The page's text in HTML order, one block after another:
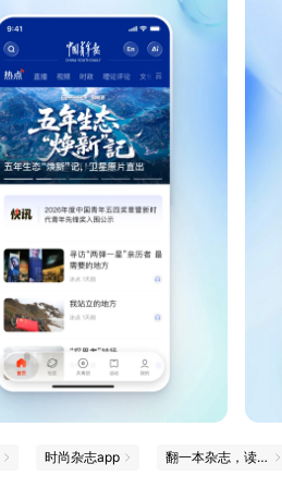
时尚杂志app 翻一本杂志，读一点新知